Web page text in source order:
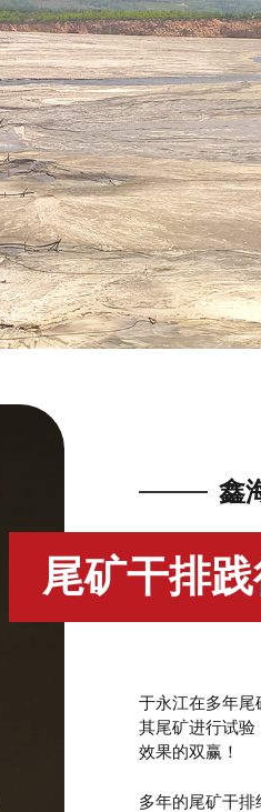
鑫
尾矿干排
于永江在多年
其尾矿进行试
效果的双赢！
多年的尾矿干